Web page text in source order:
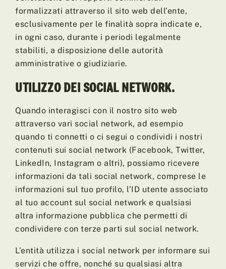
formalizzati attraverso il sito web dell’ente,
esclusivamente per le finalità sopra indicate e,
in ogni caso, durante i periodi legalmente
stabiliti, a disposizione delle autorità
amministrative o giudiziarie.
UTILIZZO DEI SOCIAL NETWORK.
Quando interagisci con il nostro sito web
attraverso vari social network, ad esempio
quando ti connetti o ci segui o condividi i nostri
contenuti sui social network (Facebook, Twitter,
LinkedIn, Instagram o altri), possiamo ricevere
informazioni da tali social network, comprese le
informazioni sul tuo profilo, l’ID utente associato
al tuo account sul social network e qualsiasi
altra informazione pubblica che permetti di
condividere con terze parti sul social network.
L’entità utilizza i social network per informare sui
servizi che offre, nonché su qualsiasi altra